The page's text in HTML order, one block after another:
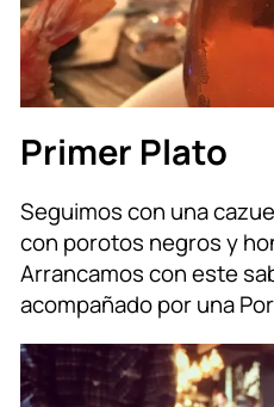
Primer Plato
Seguimos con una
con porotos negros y
Arrancamos con este
acompañado por una